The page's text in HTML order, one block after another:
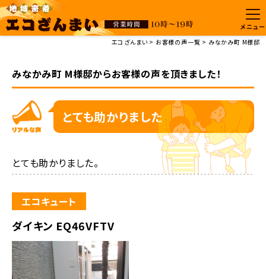
メニュー
エコざんまい
お客様の声一覧 みなかみ町 M様邸
みなかみ町 M様邸からお客様の声を頂きました！
とても助かりました
とても助かりました。
エコキュート
ダイキン EQ46VFTV